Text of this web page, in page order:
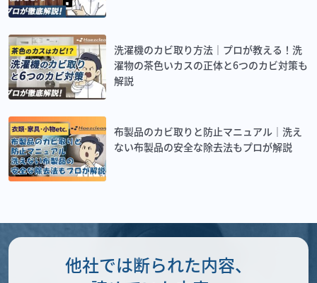
洗濯機のカビ取り方法｜プロが教える！洗
濯物の茶色いカスの正体と6つのカビ対策も
解説
布製品のカビ取りと防止マニュアル｜洗え
ない布製品の安全な除去法もプロが解説
他社では断られた内容、